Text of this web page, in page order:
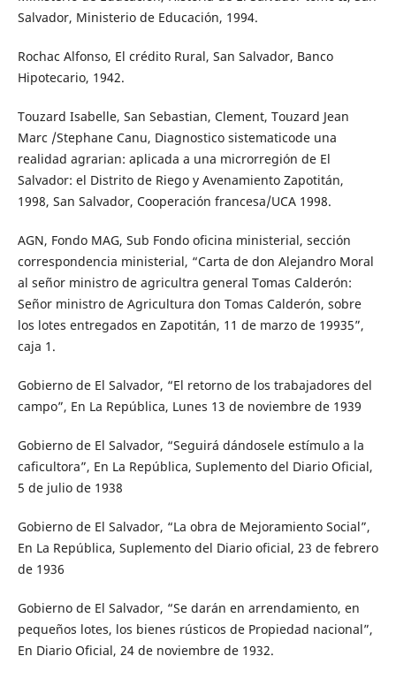
Salvador, Ministerio de Educación, 1994.
Rochac Alfonso, El crédito Rural, San Salvador, Banco
Hipotecario, 1942.
Touzard Isabelle, San Sebastian, Clement, Touzard Jean
Marc /Stephane Canu, Diagnostico sistematicode una
realidad agrarian: aplicada a una microrregión de El
Salvador: el Distrito de Riego y Avenamiento Zapotitán,
1998, San Salvador, Cooperación francesa/UCA 1998.
AGN, Fondo MAG, Sub Fondo oficina ministerial, sección
correspondencia ministerial, “Carta de don Alejandro Moral
al señor ministro de agricultra general Tomas Calderón:
Señor ministro de Agricultura don Tomas Calderón, sobre
los lotes entregados en Zapotitán, 11 de marzo de 19935”,
caja 1.
Gobierno de El Salvador, “El retorno de los trabajadores del
campo”, En La República, Lunes 13 de noviembre de 1939
Gobierno de El Salvador, “Seguirá dándosele estímulo a la
caficultora”, En La República, Suplemento del Diario Oficial,
5 de julio de 1938
Gobierno de El Salvador, “La obra de Mejoramiento Social”,
En La República, Suplemento del Diario oficial, 23 de febrero
de 1936
Gobierno de El Salvador, “Se darán en arrendamiento, en
pequeños lotes, los bienes rústicos de Propiedad nacional”,
En Diario Oficial, 24 de noviembre de 1932.